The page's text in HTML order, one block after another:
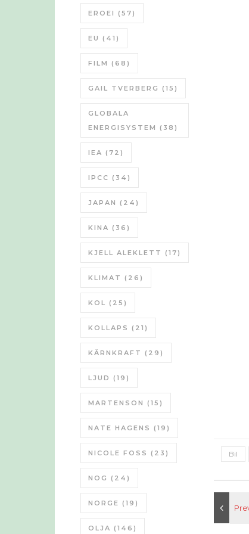
EROEI (57)
EU (41)
FILM (68)
GAIL TVERBERG (15)
GLOBALA
ENERGISYSTEM (38)
IEA (72)
IPCC (34)
JAPAN (24)
KINA (36)
KJELL ALEKLETT (17)
KLIMAT (26)
KOL (25)
KOLLAPS (21)
KÄRNKRAFT (29)
LJUD (19)
MARTENSON (15)
NATE HAGENS (19)
NICOLE FOSS (23)
NOG (24)
NORGE (19)
OLJA (146)
Bil